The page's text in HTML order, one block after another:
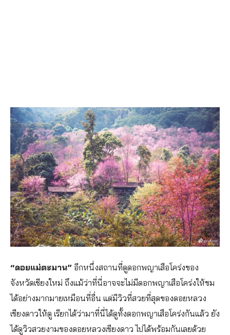
“ดอยแม่ตะมาน” อีกหนึ่งสถานที่ดูดอกพญาเสือโคร่งของ
จังหวัดเชียงใหม่ ถึงแม้ว่าที่นี่อาจจะไม่มีดอกพญาเสือโคร่งให้ชม
ได้อย่างมากมายเหมือนที่อื่น แต่มีวิวที่สวยที่สุดของดอยหลวง
เชียงดาวให้ดู เรียกได้ว่ามาที่นี่ได้ดูทั้งดอกพญาเสือโคร่งกันแล้ว ยัง
ได้ดูวิวสวยงามของดอยหลวงเชียงดาว ไปได้พร้อมกันเลยด้วย